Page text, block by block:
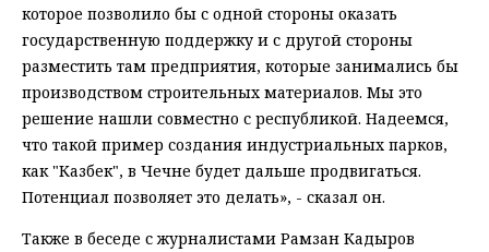
которое позволило бы с одной стороны оказать
государственную поддержку и с другой стороны
разместить там предприятия, которые занимались бы
производством строительных материалов. Мы это
решение нашли совместно с республикой. Надеемся,
что такой пример создания индустриальных парков,
как "Казбек", в Чечне будет дальше продвигаться.
Потенциал позволяет это делать», - сказал он.
Также в беседе с журналистами Рамзан Кадыров